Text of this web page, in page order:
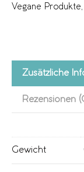
Vegane Produkte,
Zusätzliche
Rezensionen
Gewicht